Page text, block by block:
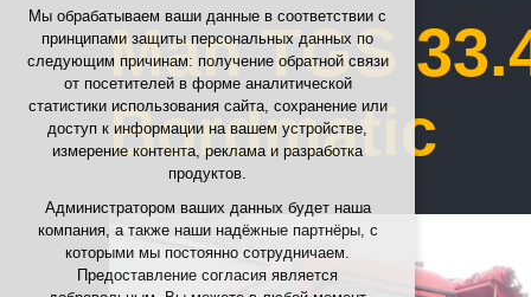
Man TGS
Bordmatic
Технические cookies
необходимы для функционирования сайта
поддержание контекста страниц (session):
возможные входы в аккаунт, выбор языка и
Необязательные cookies
аналитические — для анонимной оценки
посещаемости
маркетинговые cookies (Google, Seznam,
Facebook)
Мы обрабатываем ваши данные в соответствии с
принципами защиты персональных данных по
следующим причинам: получение обратной связи
от посетителей в форме аналитической
статистики использования сайта, сохранение или
доступ к информации на вашем устройстве,
измерение контента, реклама и разработка
продуктов.
Администратором ваших данных будет наша
компания, а также наши надёжные партнёры, с
которыми мы постоянно сотрудничаем.
Предоставление согласия является